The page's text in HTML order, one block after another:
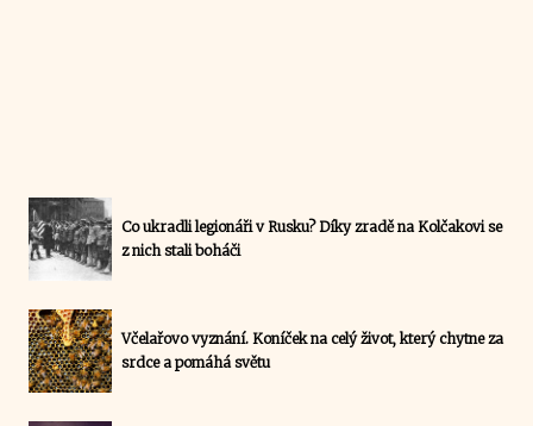
Co ukradli legionáři v Rusku? Díky zradě na Kolčakovi se
z nich stali boháči
Včelařovo vyznání. Koníček na celý život, který chytne za
srdce a pomáhá světu